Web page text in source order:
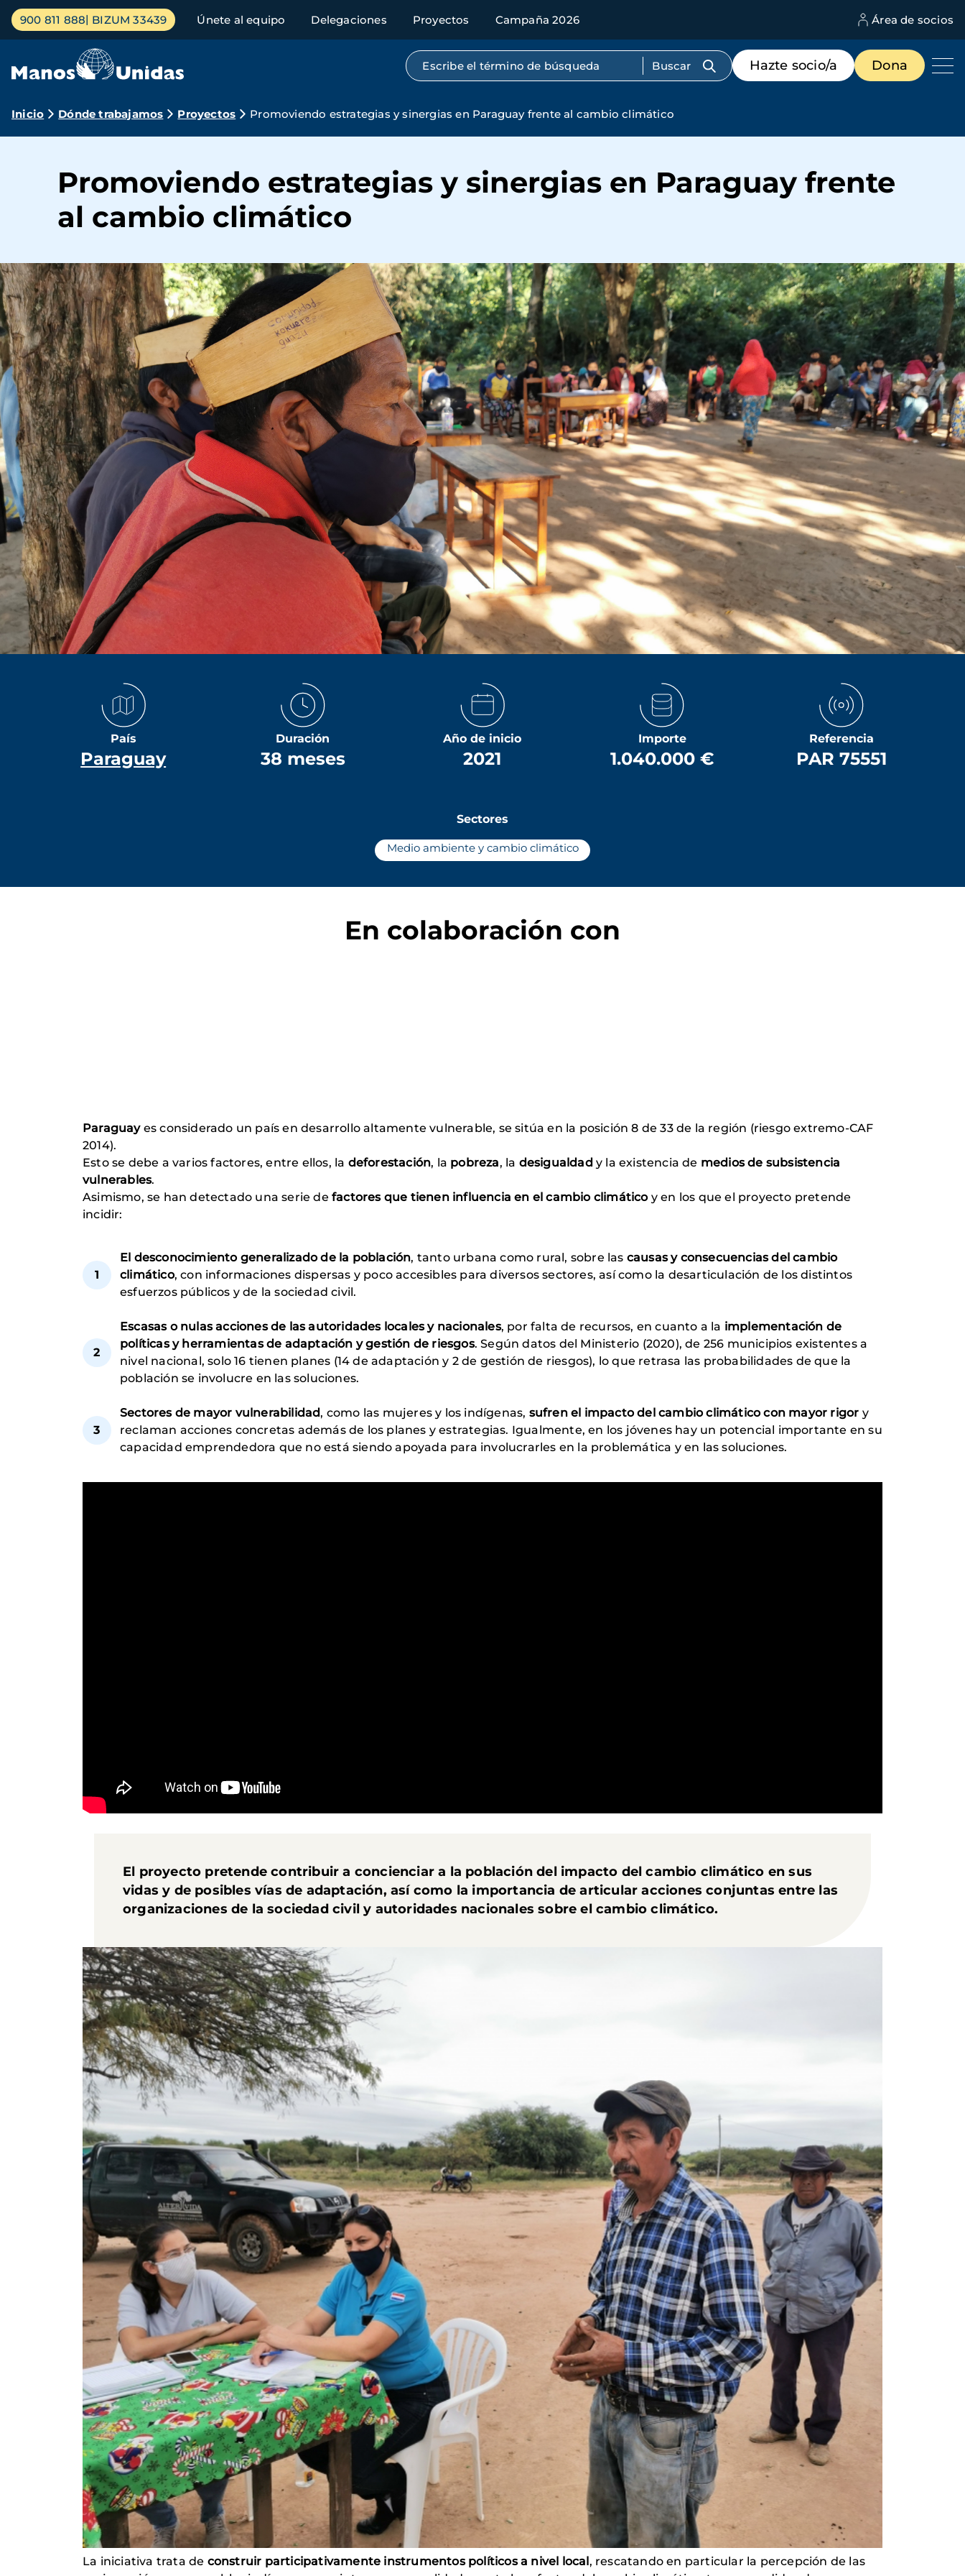
Pasar
contenido
Menú
principal
900 811 888 BIZUM 33439 Únete al equipo Delegaciones Proyectos Campaña 2026 Área de socios
Búsqueda por texto completo
Menú
de
destacados
Hazte socio/a Dona
Ruta
navegación
Inicio Dónde trabajamos Proyectos Promoviendo estrategias y sinergias en Paraguay frente al cambio climático
Promoviendo estrategias y sinergias en Paraguay frente
al cambio climático
País
Paraguay
Duración
38 meses
Año de inicio
2021
Importe
1.040.000 €
Referencia
PAR 75551
Sectores
Medio ambiente y cambio climático
En colaboración con
Paraguay es considerado un país en desarrollo altamente vulnerable, se sitúa en la posición 8 de 33 de la región (riesgo extremo-CAF
2014).
Esto se debe a varios factores, entre ellos, la deforestación, la pobreza, la desigualdad y la existencia de medios de subsistencia
vulnerables.
Asimismo, se han detectado una serie de factores que tienen influencia en el cambio climático y en los que el proyecto pretende
incidir:
El desconocimiento generalizado de la población, tanto urbana como rural, sobre las causas y consecuencias del cambio
climático, con informaciones dispersas y poco accesibles para diversos sectores, así como la desarticulación de los distintos
esfuerzos públicos y de la sociedad civil.
Escasas o nulas acciones de las autoridades locales y nacionales, por falta de recursos, en cuanto a la implementación de
políticas y herramientas de adaptación y gestión de riesgos. Según datos del Ministerio (2020), de 256 municipios existentes a
nivel nacional, solo 16 tienen planes (14 de adaptación y 2 de gestión de riesgos), lo que retrasa las probabilidades de que la
población se involucre en las soluciones.
Sectores de mayor vulnerabilidad, como las mujeres y los indígenas, sufren el impacto del cambio climático con mayor rigor y
reclaman acciones concretas además de los planes y estrategias. Igualmente, en los jóvenes hay un potencial importante en su
capacidad emprendedora que no está siendo apoyada para involucrarles en la problemática y en las soluciones.
El proyecto pretende contribuir a concienciar a la población del impacto del cambio climático en sus
vidas y de posibles vías de adaptación, así como la importancia de articular acciones conjuntas entre las
organizaciones de la sociedad civil y autoridades nacionales sobre el cambio climático.
La iniciativa trata de construir participativamente instrumentos políticos a nivel local, rescatando en particular la percepción de las